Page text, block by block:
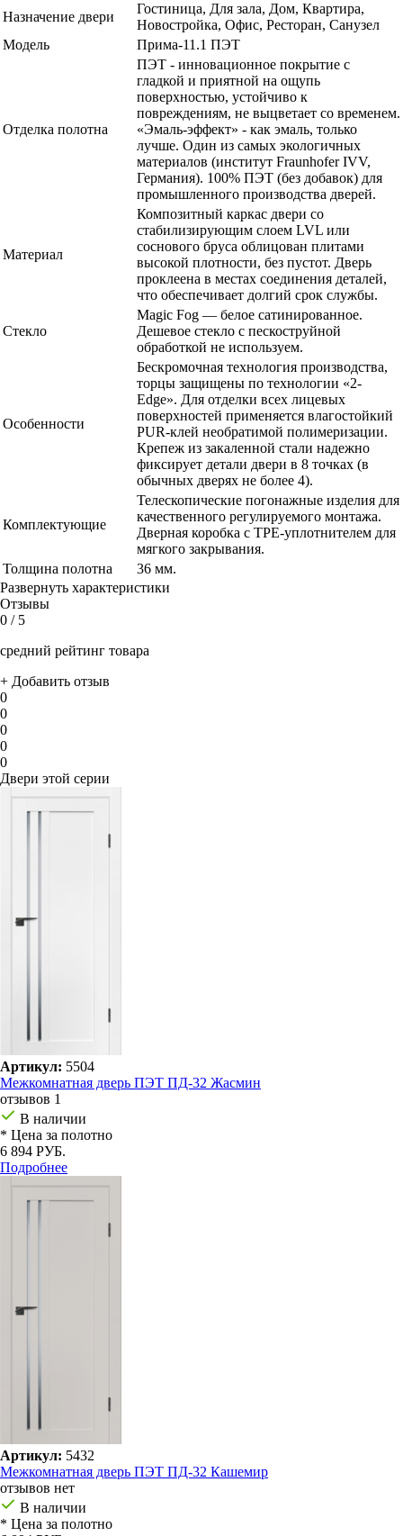
Назначение двери
Гостиница, Для зала, Дом, Квартира,
Новостройка, Офис, Ресторан, Санузел
Модель
Прима-11.1 ПЭТ
Отделка полотна
ПЭТ - инновационное покрытие c
гладкой и приятной на ощупь
поверхностью, устойчиво к
повреждениям, не выцветает со временем.
«Эмаль-эффект» - как эмаль, только
лучше. Один из самых экологичных
материалов (институт Fraunhofer IVV,
Германия). 100% ПЭТ (без добавок) для
промышленного производства дверей.
Материал
Композитный каркас двери со
стабилизирующим слоем LVL или
соснового бруса облицован плитами
высокой плотности, без пустот. Дверь
проклеена в местах соединения деталей,
что обеспечивает долгий срок службы.
Стекло
Magic Fog — белое сатинированное.
Дешевое стекло с пескоструйной
обработкой не используем.
Особенности
Бескромочная технология производства,
торцы защищены по технологии «2-
Edge». Для отделки всех лицевых
поверхностей применяется влагостойкий
PUR-клей необратимой полимеризации.
Крепеж из закаленной стали надежно
фиксирует детали двери в 8 точках (в
обычных дверях не более 4).
Комплектующие
Телескопические погонажные изделия для
качественного регулируемого монтажа.
Дверная коробка с TPE-уплотнителем для
мягкого закрывания.
Толщина полотна
36 мм.
Развернуть характеристики
Отзывы
0 / 5
средний рейтинг товара
+ Добавить отзыв
0
0
0
0
0
Двери этой серии
Артикул: 5504
Межкомнатная дверь ПЭТ ПД-32 Жасмин
отзывов 1
В наличии
* Цена за полотно
6 894 РУБ.
Подробнее
Артикул: 5432
Межкомнатная дверь ПЭТ ПД-32 Кашемир
отзывов нет
В наличии
* Цена за полотно